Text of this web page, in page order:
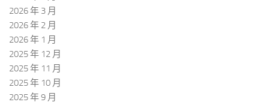
2026 年 3 月
2026 年 2 月
2026 年 1 月
2025 年 12 月
2025 年 11 月
2025 年 10 月
2025 年 9 月